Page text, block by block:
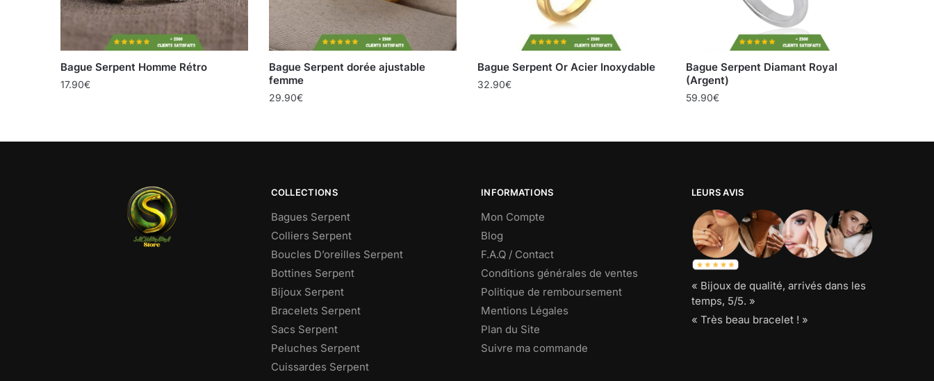
Bague Serpent Homme Rétro
17.90€
Bague Serpent dorée ajustable
femme
29.90€
Bague Serpent Or Acier Inoxydable
32.90€
Bague Serpent Diamant Royal
(Argent)
59.90€
COLLECTIONS
Bagues Serpent
Colliers Serpent
Boucles D’oreilles Serpent
Bottines Serpent
Bijoux Serpent
Bracelets Serpent
Sacs Serpent
Peluches Serpent
Cuissardes Serpent
INFORMATIONS
Mon Compte
Blog
F.A.Q / Contact
Conditions générales de ventes
Politique de remboursement
Mentions Légales
Plan du Site
Suivre ma commande
LEURS AVIS
« Bijoux de qualité, arrivés dans les
temps, 5/5. »
« Très beau bracelet ! »